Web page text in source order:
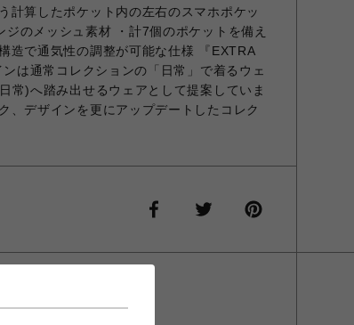
計算したポケット内の左右のスマホポケッ
ジのメッシュ素材 ・計7個のポケットを備え
造で通気性の調整が可能な仕様 『EXTRA
は通常コレクションの「日常」で着るウェ
常)へ踏み出せるウェアとして提案していま
、デザインを更にアップデートしたコレク